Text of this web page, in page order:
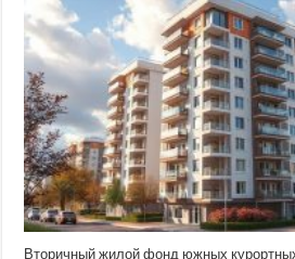
Вторичный жилой фонд южных